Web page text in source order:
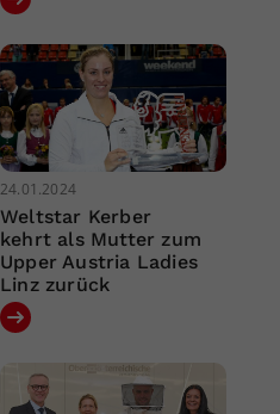
24.01.2024
Weltstar Kerber
kehrt als Mutter zum
Upper Austria Ladies
Linz zurück